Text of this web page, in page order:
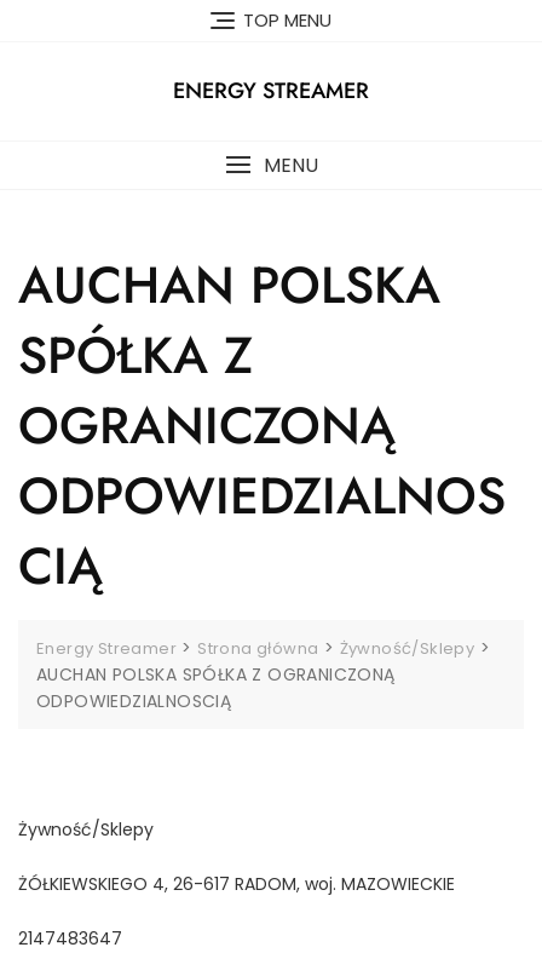
TOP MENU
ENERGY STREAMER
MENU
AUCHAN POLSKA
SPÓŁKA Z
OGRANICZONĄ
ODPOWIEDZIALNOS
CIĄ
Energy Streamer > Strona główna > Żywność/Sklepy >
AUCHAN POLSKA SPÓŁKA Z OGRANICZONĄ
ODPOWIEDZIALNOSCIĄ
Żywność/Sklepy
ŻÓŁKIEWSKIEGO 4, 26-617 RADOM, woj. MAZOWIECKIE
2147483647